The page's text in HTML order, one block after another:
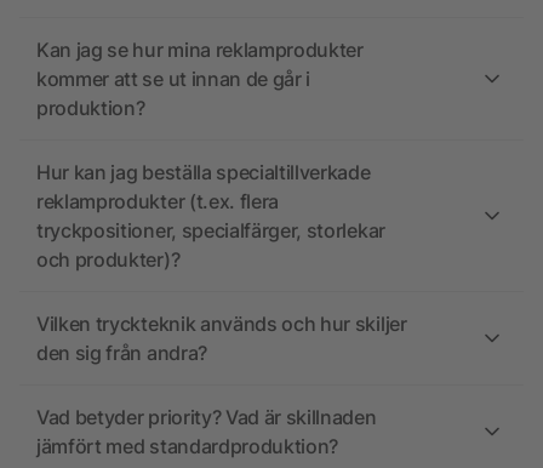
Kan jag se hur mina reklamprodukter
kommer att se ut innan de går i
produktion?
Hur kan jag beställa specialtillverkade
reklamprodukter (t.ex. flera
tryckpositioner, specialfärger, storlekar
och produkter)?
Vilken tryckteknik används och hur skiljer
den sig från andra?
Vad betyder priority? Vad är skillnaden
jämfört med standardproduktion?